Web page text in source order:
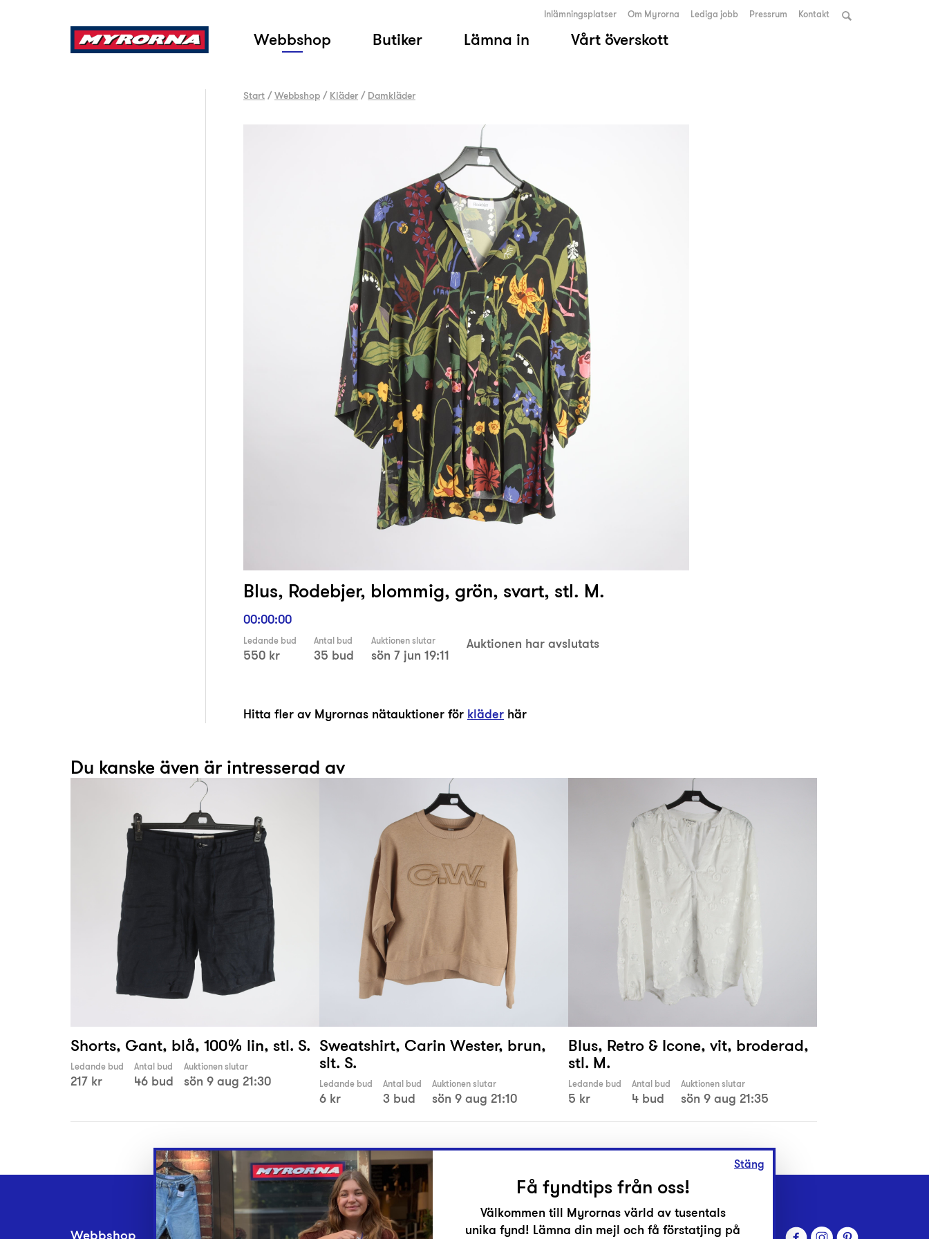
Webbshop Butiker Lämna in Vårt överskott
Inlämningsplatser Om Myrorna Lediga jobb Pressrum Kontakt
Start /Webbshop / Kläder / Damkläder
Blus, Rodebjer, blommig, grön, svart, stl. M.
00:00:00
Ledande bud
550 kr
Antal bud
35 bud
Auktionen slutar
sön 7 jun 19:11
Auktionen har avslutats
Hitta fler av Myrornas nätauktioner för kläder här
Du kanske även är intresserad av
Shorts, Gant, blå, 100% lin, stl. S.
Ledande bud
217 kr
Antal bud
46 bud
Auktionen slutar
sön 9 aug 21:30
Sweatshirt, Carin Wester, brun,
slt. S.
Ledande bud
6 kr
Antal bud
3 bud
Auktionen slutar
sön 9 aug 21:10
Blus, Retro & Icone, vit, broderad,
stl. M.
Ledande bud
5 kr
Antal bud
4 bud
Auktionen slutar
sön 9 aug 21:35
Stäng
Få fyndtips från oss!
Välkommen till Myrornas värld av tusentals
unika fynd! Lämna din mejl och få förstatjing på